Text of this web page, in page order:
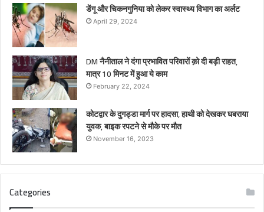
डेंगू और चिकनगुनिया को लेकर स्वास्थ्य विभाग का अर्लट
April 29, 2024
DM नैनीताल ने दंगा प्रभावित परिवारों क़ो दी बड़ी राहत,
मात्र 10 मिनट में हुआ ये काम
February 22, 2024
कोटद्वार के दुगड्डा मार्ग पर हादसा, हाथी को देखकर घबराया
युवक, बाइक रपटने से मौके पर मौत
November 16, 2023
Categories